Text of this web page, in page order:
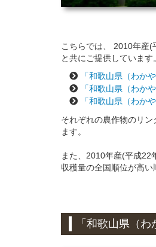
こちらでは、 2010年産
と共にご提供しています。
「和歌山県（わか
「和歌山県（わか
「和歌山県（わか
それぞれの農作物のリ
ます。
また、2010年産(平成22
収穫量の全国順位が高い
「和歌山県（